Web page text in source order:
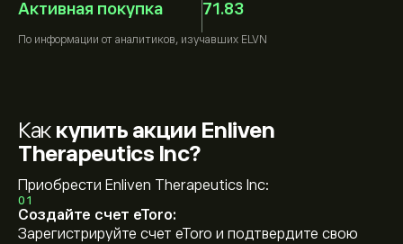
Активная покупка 71.83
По информации от аналитиков, изучавших ELVN
Как купить акции Enliven
Therapeutics Inc?
Приобрести Enliven Therapeutics Inc:
01
Создайте счет eToro:
Зарегистрируйте счет eToro и подтвердите свою